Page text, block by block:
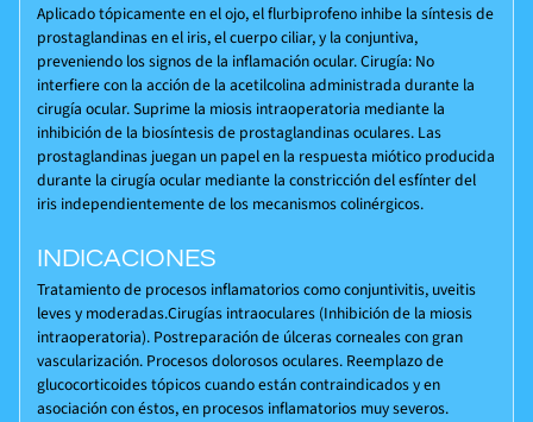
Aplicado tópicamente en el ojo, el flurbiprofeno inhibe la síntesis de
prostaglandinas en el iris, el cuerpo ciliar, y la conjuntiva,
preveniendo los signos de la inflamación ocular. Cirugía: No
interfiere con la acción de la acetilcolina administrada durante la
cirugía ocular. Suprime la miosis intraoperatoria mediante la
inhibición de la biosíntesis de prostaglandinas oculares. Las
prostaglandinas juegan un papel en la respuesta miótico producida
durante la cirugía ocular mediante la constricción del esfínter del
iris independientemente de los mecanismos colinérgicos.
INDICACIONES
Tratamiento de procesos inflamatorios como conjuntivitis, uveitis
leves y moderadas.Cirugías intraoculares (Inhibición de la miosis
intraoperatoria). Postreparación de úlceras corneales con gran
vascularización. Procesos dolorosos oculares. Reemplazo de
glucocorticoides tópicos cuando están contraindicados y en
asociación con éstos, en procesos inflamatorios muy severos.